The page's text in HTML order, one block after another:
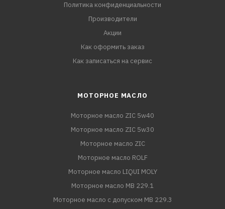
Политика конфиденциальности
Производители
Акции
Как оформить заказ
Как записаться на сервис
МОТОРНОЕ МАСЛО
Моторное масло ZIC 5w40
Моторное масло ZIC 5w30
Моторное масло ZIC
Моторное масло ROLF
Моторное масло LIQUI MOLY
Моторное масло MB 229.1
Моторное масло с допуском MB 229.3